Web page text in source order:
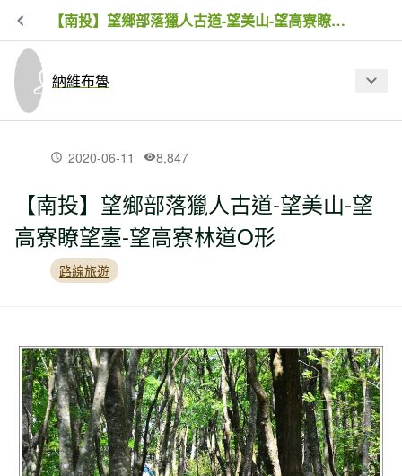
【南投】望鄉部落獵人古道-望美山-望高寮瞭望臺-望高寮林道O形
納維布魯
最新文章
【台南】佳里區北頭洋--遊走小丘.認識西
拉雅文化的輕鬆小旅行
【新北市】占山(尖山).觀音山硬漢嶺.北
橫古道串走(下)--令人讚嘆的八里淡水海
岸風光
2020-06-11 8,847
【南投】望鄉部落獵人古道-望美山-望
高寮瞭望臺-望高寮林道O形
路線旅遊